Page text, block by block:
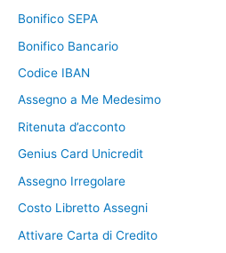
Bonifico SEPA
Bonifico Bancario
Codice IBAN
Assegno a Me Medesimo
Ritenuta d’acconto
Genius Card Unicredit
Assegno Irregolare
Costo Libretto Assegni
Attivare Carta di Credito